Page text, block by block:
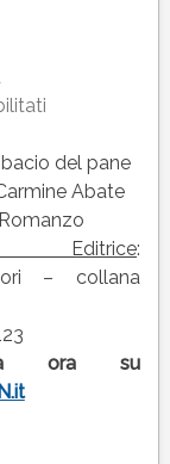
BACIO
DEL
PANE
Carmine
bacio del pane
Abate
Editrice:
– collana
ora su